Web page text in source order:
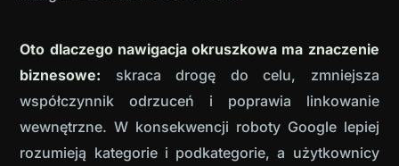
Oto dlaczego nawigacja okruszkowa ma znaczenie
biznesowe: skraca drogę do celu, zmniejsza
współczynnik odrzuceń i poprawia linkowanie
wewnętrzne. W konsekwencji roboty Google lepiej
rozumieją kategorie i podkategorie, a użytkownicy